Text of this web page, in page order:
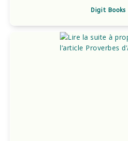
Digit Books